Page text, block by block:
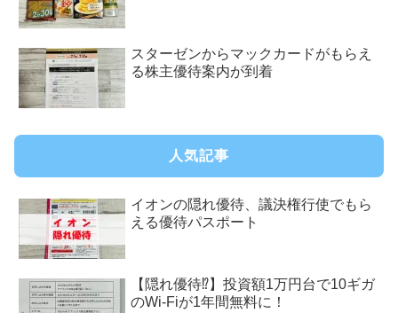
スターゼンからマックカードがもらえ
る株主優待案内が到着
人気記事
イオンの隠れ優待、議決権行使でもら
える優待パスポート
【隠れ優待⁉︎】投資額1万円台で10ギガ
のWi-Fiが1年間無料に！